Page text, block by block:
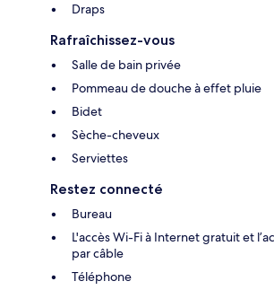
Draps
Rafraîchissez-vous
Salle de bain privée
Pommeau de douche à effet pluie
Bidet
Sèche-cheveux
Serviettes
Restez connecté
Bureau
L'accès Wi-Fi à Internet gratuit et
par câble
Téléphone